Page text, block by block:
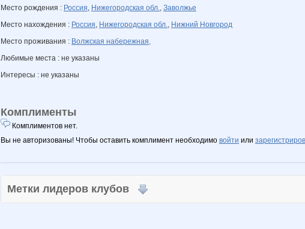
Место рождения : Россия, Нижегородская обл., Заволжье
Место нахождения : Россия, Нижегородская обл., Нижний Новгород
Место проживания : Волжская набережная,
Любимые места : не указаны
Интересы : не указаны
Комплименты
Комплиментов нет.
Вы не авторизованы! Чтобы оставить комплимент необходимо войти или
Метки лидеров клубов